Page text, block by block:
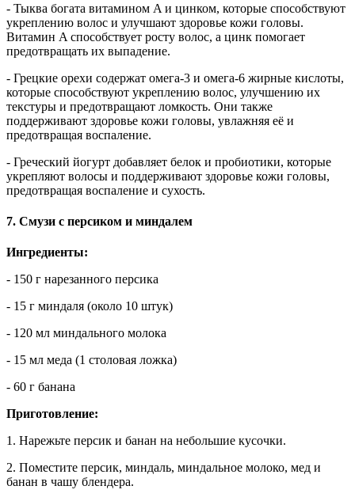
- Тыква богата витамином A и цинком, которые способствуют
укреплению волос и улучшают здоровье кожи головы.
Витамин A способствует росту волос, а цинк помогает
предотвращать их выпадение.
- Грецкие орехи содержат омега-3 и омега-6 жирные кислоты,
которые способствуют укреплению волос, улучшению их
текстуры и предотвращают ломкость. Они также
поддерживают здоровье кожи головы, увлажняя её и
предотвращая воспаление.
- Греческий йогурт добавляет белок и пробиотики, которые
укрепляют волосы и поддерживают здоровье кожи головы,
предотвращая воспаление и сухость.
7. Смузи с персиком и миндалем
Ингредиенты:
- 150 г нарезанного персика
- 15 г миндаля (около 10 штук)
- 120 мл миндального молока
- 15 мл меда (1 столовая ложка)
- 60 г банана
Приготовление:
1. Нарежьте персик и банан на небольшие кусочки.
2. Поместите персик, миндаль, миндальное молоко, мед и
банан в чашу блендера.